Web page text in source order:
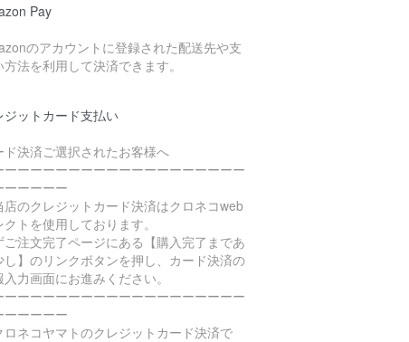
Pay
のアカウントに登録された配送先や支
方法を利用して決済できます。
ジットカード支払い
ド決済ご選択されたお客様へ
ーーーーーーーーーーーーーーーーーーー
ーーーーー
のクレジットカード決済はクロネコweb
クトを使用しております。
ご注文完了ページにある【購入完了まであ
し】のリンクボタンを押し、カード決済の
入力画面にお進みください。
ーーーーーーーーーーーーーーーーーーー
ーーーーー
ネコヤマトのクレジットカード決済で